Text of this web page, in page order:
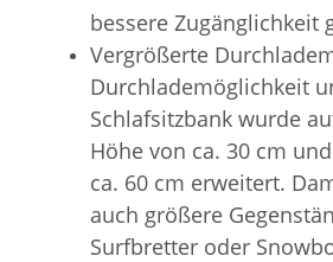
bessere Zugänglichkeit
Vergrößerte
Durchlademöglichkeit
Schlafsitzbank wurde
Höhe von ca. 30 cm
ca. 60 cm erweitert.
auch größere
Surfbretter oder